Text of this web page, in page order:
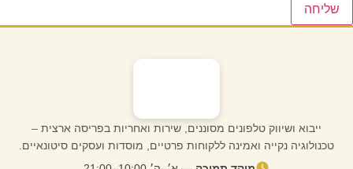
שליחה
ייבוא ושיווק טלפונים מסוננים, שירות ואחריות בפריסה ארצית –
טכנולוגיה נקייה ואמינה ללקוחות פרטיים, מוסדות ועסקים סיטונאיים.